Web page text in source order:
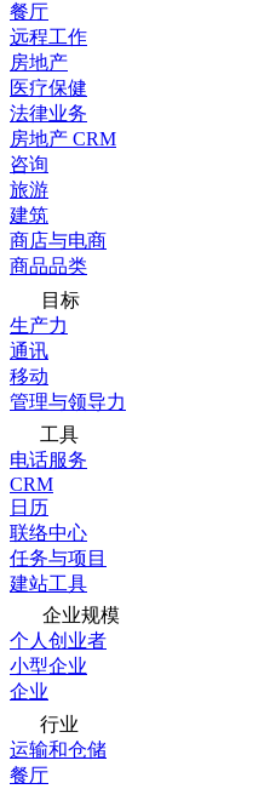
餐厅
远程工作
房地产
医疗保健
法律业务
房地产 CRM
咨询
旅游
建筑
商店与电商
商品品类
目标
生产力
通讯
移动
管理与领导力
工具
电话服务
CRM
日历
联络中心
任务与项目
建站工具
企业规模
个人创业者
小型企业
企业
行业
运输和仓储
餐厅